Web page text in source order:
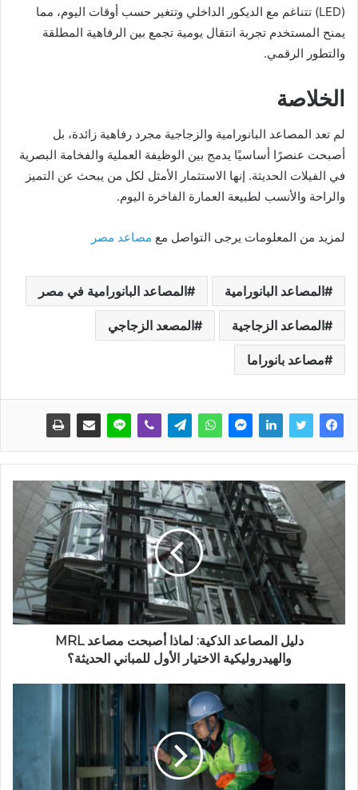
(LED) تتناغم مع الديكور الداخلي وتتغير حسب أوقات اليوم، مما
يمنح المستخدم تجربة انتقال يومية تجمع بين الرفاهية المطلقة
والتطور الرقمي.
الخلاصة
لم تعد المصاعد البانورامية والزجاجية مجرد رفاهية زائدة، بل
أصبحت عنصرًا أساسيًا يدمج بين الوظيفة العملية والفخامة البصرية
في الفيلات الحديثة. إنها الاستثمار الأمثل لكل من يبحث عن التميز
والراحة والأنسب لطبيعة العمارة الفاخرة اليوم.
لمزيد من المعلومات يرجى التواصل مع مصاعد مصر
المصاعد البانورامية المصاعد البانورامية في مصر
المصاعد الزجاجية المصعد الزجاجي
مصاعد بانوراما
دليل المصاعد الذكية: لماذا أصبحت مصاعد MRL
والهيدروليكية الاختيار الأول للمباني الحديثة؟